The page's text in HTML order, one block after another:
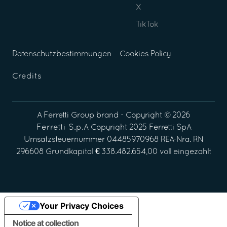
X
TikTok
Datenschutzbestimmungen Cookies Policy
Credits
A Ferretti Group brand - Copyright © 2026
Ferretti S.p.ACopyright 2025 Ferretti SpA
Umsatzsteuernummer 04485970968 REA-Nra. RN
296608 Grundkapital € 338.482.654,00 voll eingezahlt
Notice at collection
Your Privacy Choices